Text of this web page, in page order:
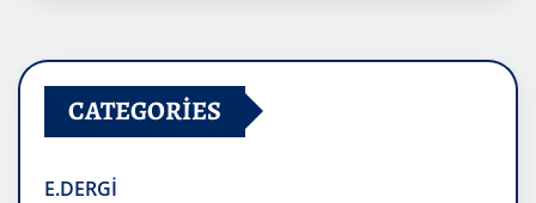
CATEGORIES
E.DERGİ